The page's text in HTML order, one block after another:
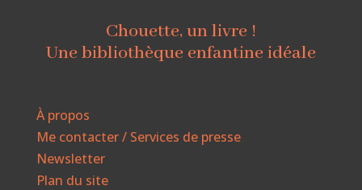
Chouette, un livre !
Une bibliothèque enfantine idéale
À propos
Me contacter / Services de presse
Newsletter
Plan du site